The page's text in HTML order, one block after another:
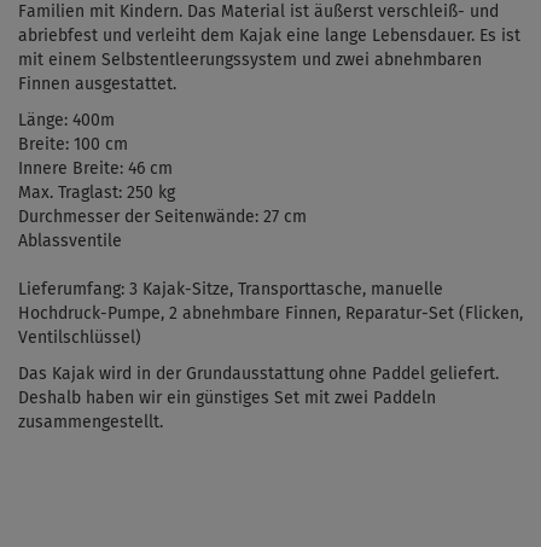
Familien mit Kindern. Das Material ist äußerst verschleiß- und
abriebfest und verleiht dem Kajak eine lange Lebensdauer. Es ist
mit einem Selbstentleerungssystem und zwei abnehmbaren
Finnen ausgestattet.
Länge: 400m
Breite: 100 cm
Innere Breite: 46 cm
Max. Traglast: 250 kg
Durchmesser der Seitenwände: 27 cm
Ablassventile
Lieferumfang: 3 Kajak-Sitze, Transporttasche, manuelle
Hochdruck-Pumpe, 2 abnehmbare Finnen, Reparatur-Set (Flicken,
Ventilschlüssel)
Das Kajak wird in der Grundausstattung ohne Paddel geliefert.
Deshalb haben wir ein günstiges Set mit zwei Paddeln
zusammengestellt.